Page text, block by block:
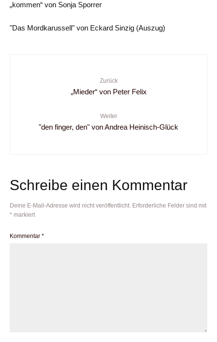
„kommen“ von Sonja Sporrer
"Das Mordkarussell" von Eckard Sinzig (Auszug)
Zurück
„Mieder“ von Peter Felix
Weiter
"den finger, den" von Andrea Heinisch-Glück
Schreibe einen Kommentar
Deine E-Mail-Adresse wird nicht veröffentlicht. Erforderliche Felder sind mit
* markiert
Kommentar *